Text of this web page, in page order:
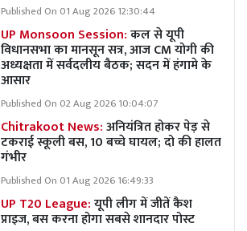
Published On 01 Aug 2026 12:30:44
UP Monsoon Session:कल से यूपी
विधानसभा का मानसून सत्र, आज CM योगी की
अध्यक्षता में सर्वदलीय बैठक; सदन में हंगामे के
आसार
Published On 02 Aug 2026 10:04:07
Chitrakoot News:अनियंत्रित होकर पेड़ से
टकराई स्कूली बस, 10 बच्चे घायल; दो की हालत
गंभीर
Published On 01 Aug 2026 16:49:33
UP T20 League:यूपी लीग में जीतें कैश
प्राइज, बस करना होगा सबसे शानदार पोस्ट